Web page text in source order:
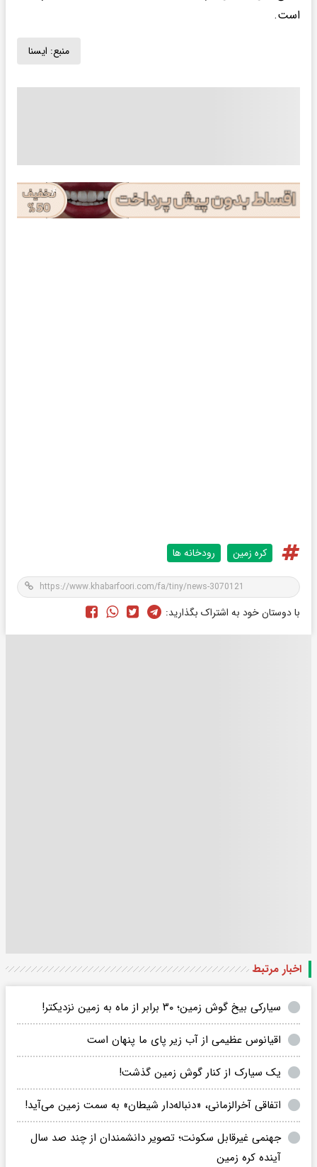
است.
منبع: ايسنا
کره زمین رودخانه ها
با دوستان خود به اشتراک بگذارید:
اخبار مرتبط
سیارکی بیخ گوش زمین؛ ۳۰ برابر از ماه به زمین نزدیکتر!
اقیانوس عظیمی از آب زیر پای ما پنهان است
یک سیارک از کنار گوش زمین گذشت!
اتفاقی آخرالزمانی، «دنباله‌دار شیطان» به سمت زمین می‌آید!
جهنمی غیرقابل سکونت؛ تصویر دانشمندان از چند صد سال
آینده کره زمین